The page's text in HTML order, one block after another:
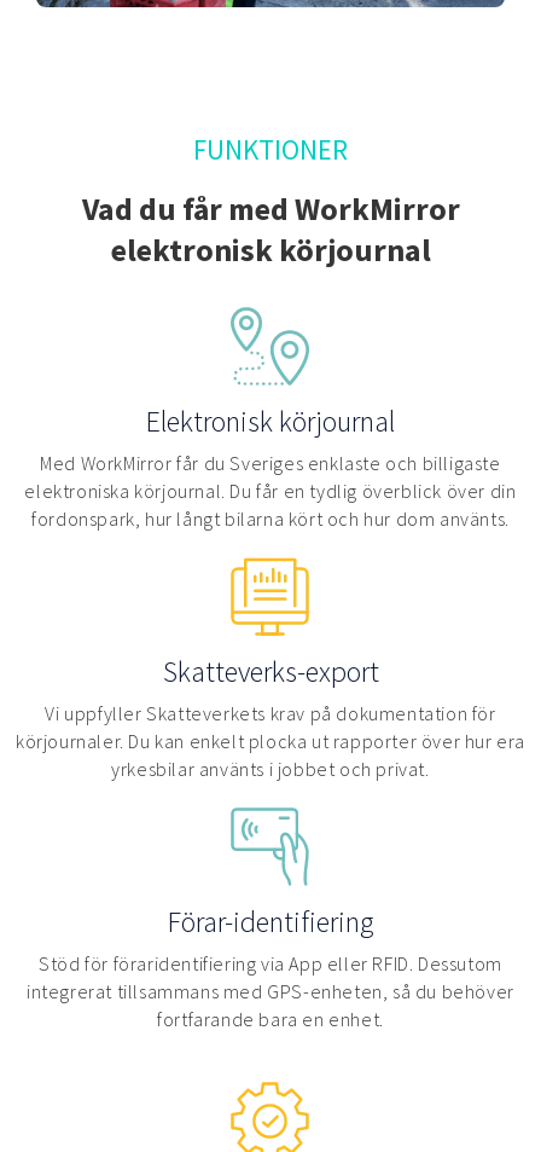
FUNKTIONER
Vad du får med WorkMirror
elektronisk körjournal
Elektronisk körjournal
Med WorkMirror får du Sveriges enklaste och billigaste
elektroniska körjournal. Du får en tydlig överblick över din
fordonspark, hur långt bilarna kört och hur dom använts.
Skatteverks-export
Vi uppfyller Skatteverkets krav på dokumentation för
körjournaler. Du kan enkelt plocka ut rapporter över hur era
yrkesbilar använts i jobbet och privat.
Förar-identifiering
Stöd för föraridentifiering via App eller RFID. Dessutom
integrerat tillsammans med GPS-enheten, så du behöver
fortfarande bara en enhet.